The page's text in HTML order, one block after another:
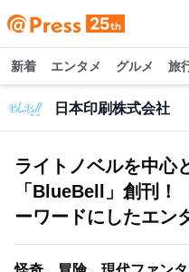
新着 エンタメ グルメ 旅
日本印刷株式会社
ライトノベルを中心
「BlueBell」創刊！
ーワードにしたエン